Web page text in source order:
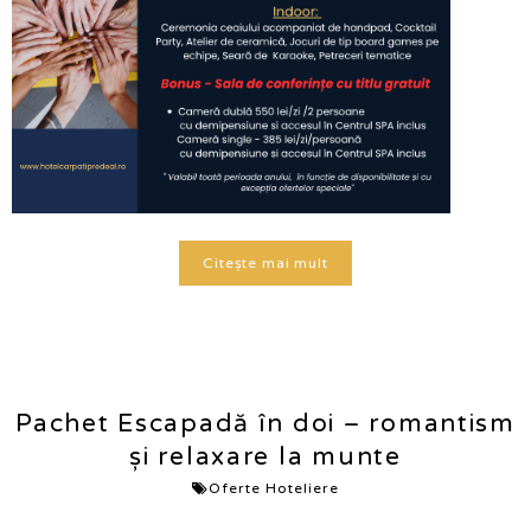
Citește mai mult
Pachet Escapadă în doi – romantism
și relaxare la munte
Oferte Hoteliere